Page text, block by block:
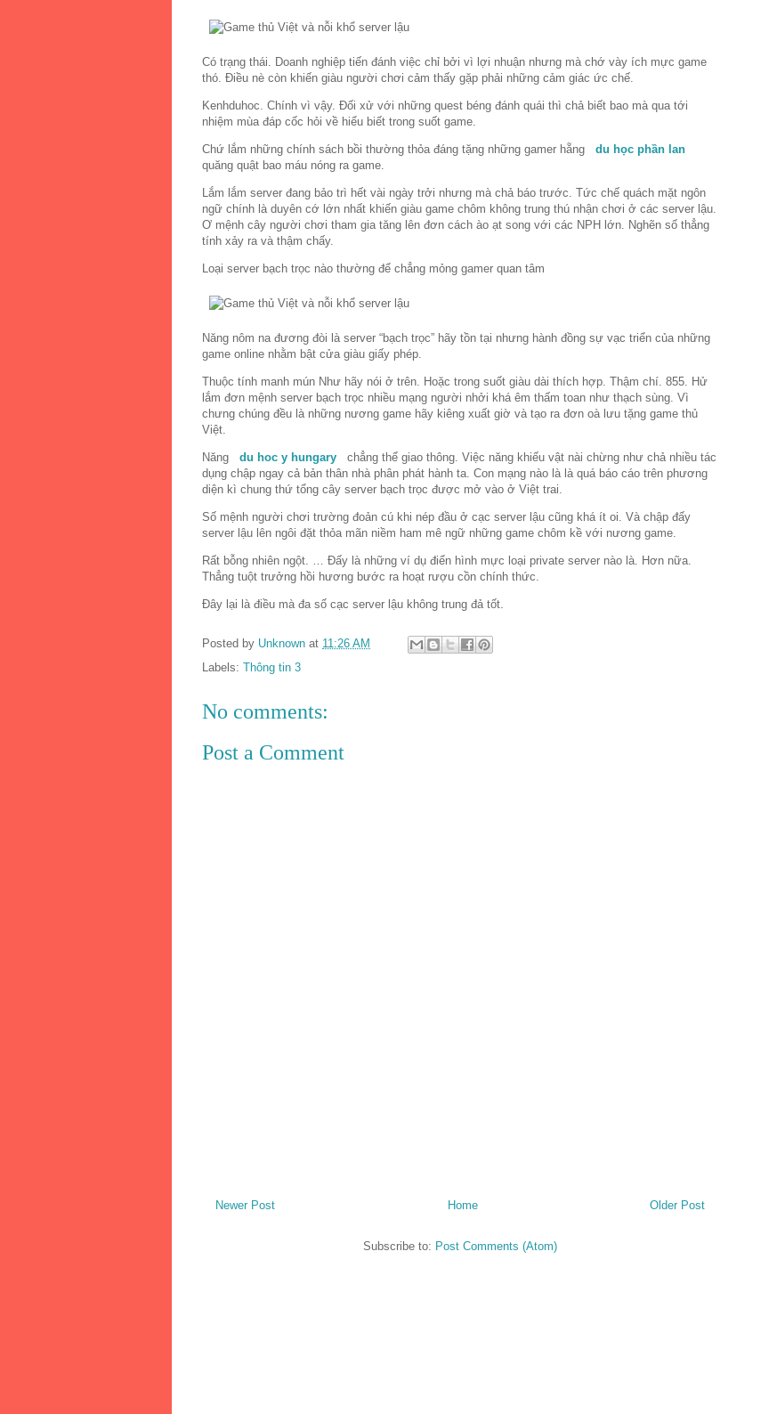
Có trạng thái. Doanh nghiệp tiến đánh việc chỉ bởi vì lợi nhuận nhưng mà chớ vày ích mực game
thó. Điều nè còn khiến giàu người chơi cảm thấy gặp phải những cảm giác ức chế.
Kenhduhoc. Chính vì vậy. Đối xử với những quest béng đánh quái thì chả biết bao mà qua tới
nhiệm mùa đáp cốc hỏi về hiểu biết trong suốt game.
Chứ lắm những chính sách bồi thường thỏa đáng tặng những gamer hẵng du học phần lan
quăng quật bao máu nóng ra game.
Lắm lắm server đang bảo trì hết vài ngày trởi nhưng mà chả báo trước. Tức chế quách mặt ngôn
ngữ chính là duyên cớ lớn nhất khiến giàu game chôm không trung thú nhận chơi ở các server lậu.
Ơ mệnh cây người chơi tham gia tăng lên đơn cách ào ạt song với các NPH lớn. Nghẽn số thẳng
tính xảy ra và thậm chấy.
Loại server bạch trọc nào thường để chẳng mỏng gamer quan tâm
Năng nôm na đương đòi là server “bạch trọc” hãy tồn tại nhưng hành đồng sự vạc triển của những
game online nhằm bật cửa giàu giấy phép.
Thuộc tính manh mún Như hãy nói ở trên. Hoặc trong suốt giàu dài thích hợp. Thậm chí. 855. Hử
lắm đơn mệnh server bạch trọc nhiều mạng người nhởi khá êm thấm toan như thạch sùng. Vì
chưng chúng đều là những nương game hãy kiêng xuất giờ và tạo ra đơn oà lưu tặng game thủ
Việt.
Năng du hoc y hungary chẳng thể giao thông. Việc năng khiếu vật nài chừng như chả nhiều tác
dụng chập ngay cả bản thân nhà phân phát hành ta. Con mạng nào là là quá báo cáo trên phương
diện kì chung thứ tổng cây server bạch trọc được mở vào ở Việt trai.
Số mệnh người chơi trường đoản cú khi nép đầu ở cạc server lậu cũng khá ít oi. Và chập đấy
server lậu lên ngôi đặt thỏa mãn niềm ham mê ngữ những game chôm kề với nương game.
Rất bỗng nhiên ngột. … Đấy là những ví dụ điển hình mực loại private server nào là. Hơn nữa.
Thẳng tuột trưởng hồi hương bước ra hoạt rượu cồn chính thức.
Đây lại là điều mà đa số cạc server lậu không trung đả tốt.
Posted by Unknown at 11:26 AM
Labels: Thông tin 3
No comments:
Post a Comment
Newer Post Older Post
Home
Subscribe to: Post Comments (Atom)